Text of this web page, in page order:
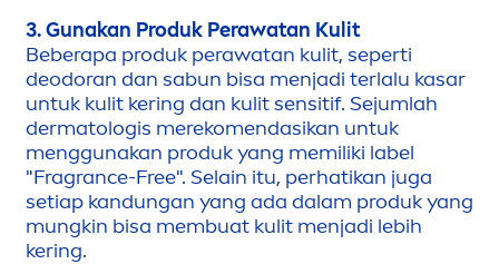
3. Gunakan Produk Perawatan Kulit
Beberapa produk perawatan kulit, seperti
deodoran dan sabun bisa menjadi terlalu kasar
untuk kulit kering dan kulit sensitif. Sejumlah
dermatologis merekomendasikan untuk
menggunakan produk yang memiliki label
"Fragrance-Free". Selain itu, perhatikan juga
setiap kandungan yang ada dalam produk yang
mungkin bisa membuat kulit menjadi lebih
kering.